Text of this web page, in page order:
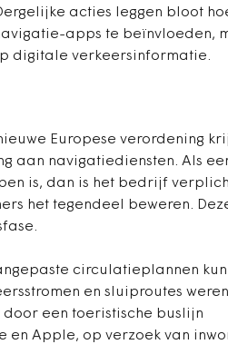
acties leggen bloot
apps te beïnvloeden,
digitale verkeersinformatie.
Europese verordening
aan navigatiediensten. Als
is, dan is het bedrijf
het tegendeel beweren.
circulatieplannen
en sluiproutes
een toeristische buslijn
Apple, op verzoek van